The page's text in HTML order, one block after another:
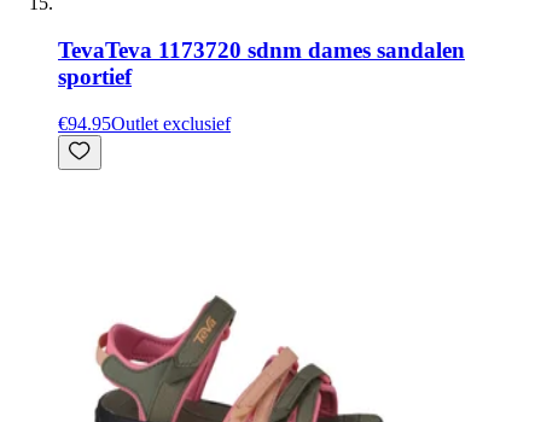
TevaTeva 1173720 sdnm dames sandalen
sportief
€94.95Outlet exclusief